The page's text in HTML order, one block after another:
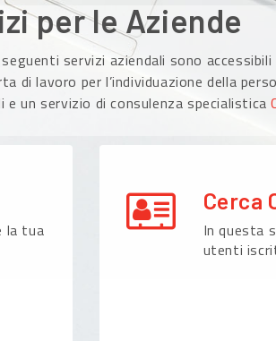
per le Aziende
seguenti servizi aziendali sono
di lavoro per l’individuazione della
un servizio di consulenza specialistica
la tua
Cerca
In questa
utenti